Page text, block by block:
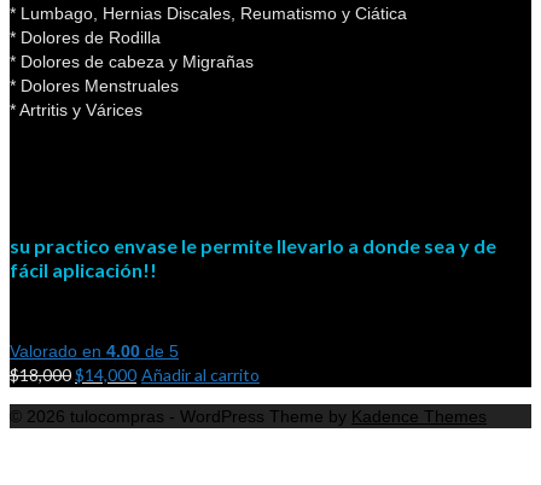
* Lumbago, Hernias Discales, Reumatismo y Ciática
* Dolores de Rodilla
* Dolores de cabeza y Migrañas
* Dolores Menstruales
* Artritis y Várices
su practico envase le permite llevarlo a donde sea y de
fácil aplicación!!
Valorado en 4.00 de 5
$18,000$14,000 Añadir al carrito
© 2026 tulocompras - WordPress Theme by Kadence Themes